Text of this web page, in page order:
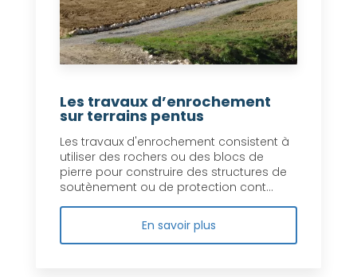
Les travaux d’enrochement
sur terrains pentus
Les travaux d'enrochement consistent à
utiliser des rochers ou des blocs de
pierre pour construire des structures de
soutènement ou de protection cont...
En savoir plus